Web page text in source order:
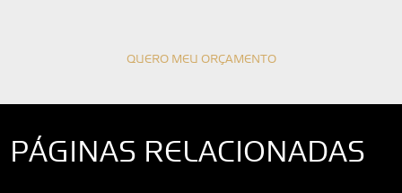
QUERO MEU ORÇAMENTO
PÁGINAS RELACIONADAS